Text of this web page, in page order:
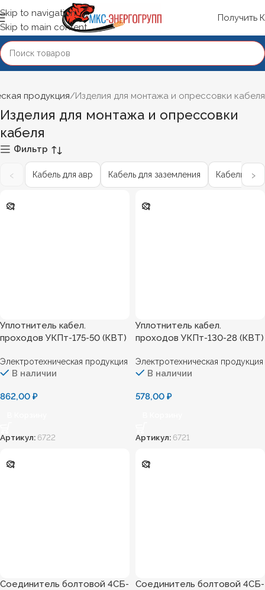
Skip to navigation
Skip to main content
Получить
продукция Изделия для монтажа и опрессовки кабеля
Изделия для монтажа и опрессовки
кабеля
Фильтр
‹ Кабель для авр Кабель для заземления Кабель для
›
Уплотнитель кабел.
проходов УКПт-175-50 (КВТ)
Электротехническая продукция
В наличии
862,00 ₽
Артикул: 6722
Уплотнитель кабел.
проходов УКПт-130-28 (КВТ)
Электротехническая продукция
В наличии
578,00 ₽
Артикул: 6721
Соединитель болтовой 4СБ-
Соединитель болтовой 4СБ-